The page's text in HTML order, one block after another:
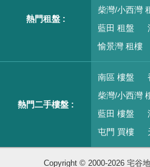
熱門租盤 :
柴灣/小西灣
藍田 租盤
愉景灣 租樓
熱門二手樓盤 :
南區 樓盤
柴灣/小西灣
藍田 樓盤
屯門 買樓
Copyright © 2000-2026 宅谷